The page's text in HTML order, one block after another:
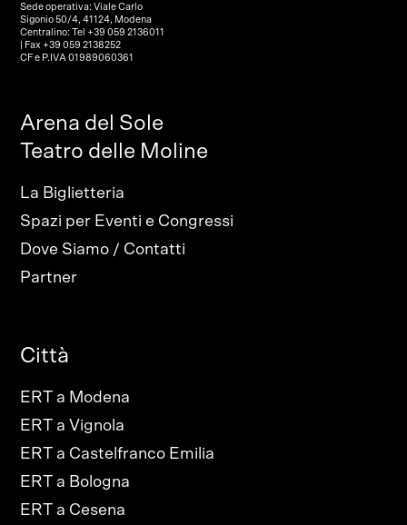
Sede operativa: Viale Carlo
Sigonio 50/4, 41124, Modena
Centralino: Tel +39 059 2136011
| Fax +39 059 2138252
CF e P.IVA 01989060361
Arena del Sole
Teatro delle Moline
La Biglietteria
Spazi per Eventi e Congressi
Dove Siamo / Contatti
Partner
Città
ERT a Modena
ERT a Vignola
ERT a Castelfranco Emilia
ERT a Bologna
ERT a Cesena